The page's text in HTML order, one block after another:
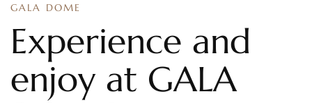
GALA DOME
Experience and
enjoy at GALA